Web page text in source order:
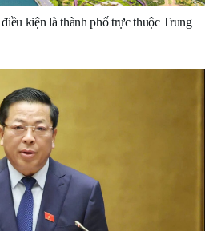
kiện là thành phố trực thuộc Trung